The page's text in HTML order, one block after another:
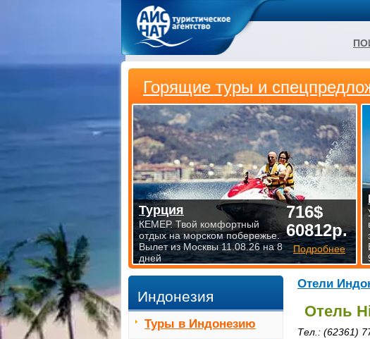
Отели
Отель
Тел.: (62361)
Индонезия
Туры в Индонезию
Горящие туры и
716$
60812р.
Подробнее
Турция
КЕМЕР. Твой комфортный
отдых на морском побережье.
Вылет из Москвы 11.08.26 на 8
дней